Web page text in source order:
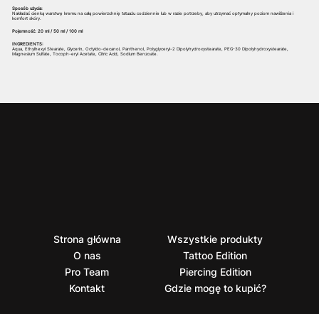
Sposób użycia:
Nakładać cienką warstwę kremu na całą powierzchnię tatuażu codziennie lub w razie potrzeby, aby utrzymać optymalny poziom nawilżenia i
komfort skóry.
Pojemność: 20 ml / 50 ml / 100 ml
INGREDIENTS:
Aqua, Ethylhexyl Stearate, Glycerin, Octyldo-decanol, Panthenol, Polyglyceryl-2 Dipolyhydroxystearate, PEG-30 Dipolyhydroxystearate,
Magnesium Sulfate, Tocoph-eryl Acetate, Citric Acid, Sodium Benzoate.
Strona główna
O nas
Pro Team
Kontakt
Wszystkie produkty
Tattoo Edition
Piercing Edition
Gdzie mogę to kupić?